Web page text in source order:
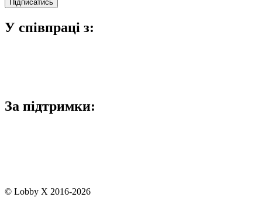
У співпраці з:
За підтримки:
© Lobby X 2016-2026